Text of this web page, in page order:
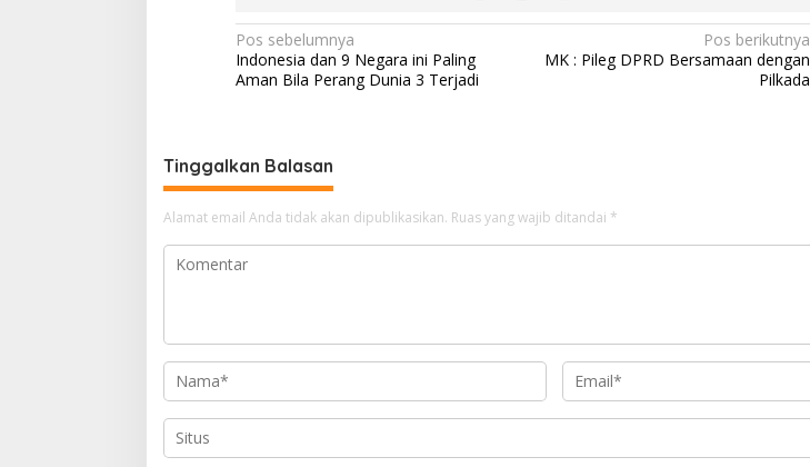
Navigasi
pos
Pos sebelumnya
Indonesia dan 9 Negara ini Paling
Aman Bila Perang Dunia 3 Terjadi
Pos berikutnya
MK : Pileg DPRD Bersamaan dengan
Pilkada
Tinggalkan Balasan
Alamat email Anda tidak akan dipublikasikan. Ruas yang wajib ditandai *